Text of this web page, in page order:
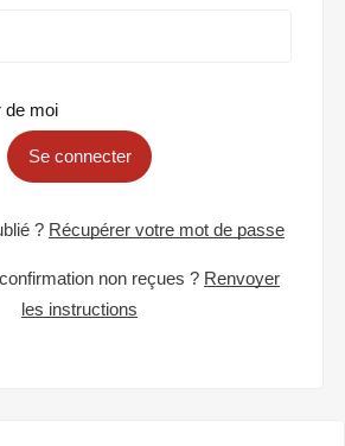
de moi
Se connecter
? Récupérer votre mot de passe
non reçues ? Renvoyer
les instructions